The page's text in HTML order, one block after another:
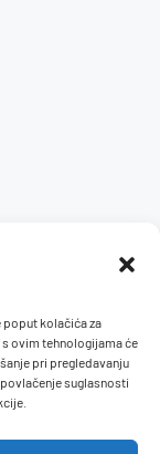
kolačića za
ovim tehnologijama će
pri pregledavanju
suglasnosti
i plaćanje